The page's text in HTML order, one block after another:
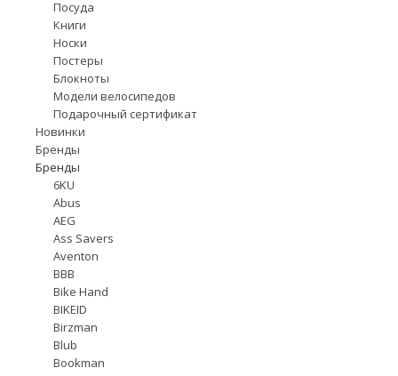
Посуда
Книги
Носки
Постеры
Блокноты
Модели велосипедов
Подарочный сертификат
Новинки
Бренды
Бренды
6KU
Abus
AEG
Ass Savers
Aventon
BBB
Bike Hand
BIKEID
Birzman
Blub
Bookman